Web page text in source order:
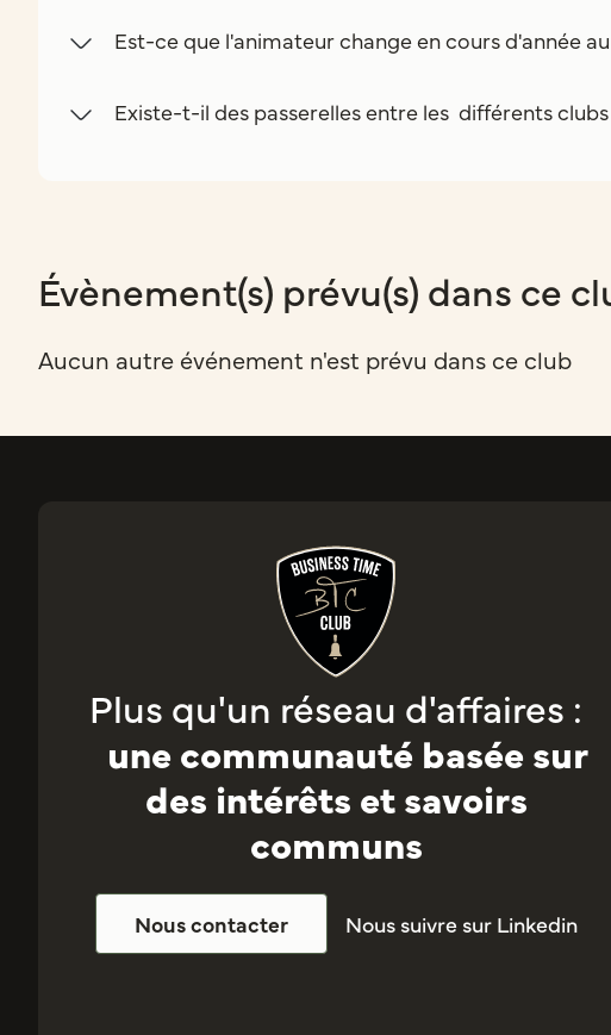
Est-ce que l'animateur change en cours d'année au
Existe-t-il des passerelles entre les différents clubs
Évènement(s) prévu(s) dans ce
Aucun autre événement n'est prévu dans ce club
Plus qu'un réseau d'affaires :
une communauté basée sur
des intérêts et savoirs
communs
Nous contacter Nous suivre sur Linkedin